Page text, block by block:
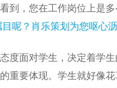
到，您在工作岗位上是
呢？肖乐策划为您呕心
度面对学生，决定着学
重要体现。学生就好像